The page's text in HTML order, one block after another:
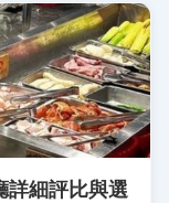
詳細評比與選